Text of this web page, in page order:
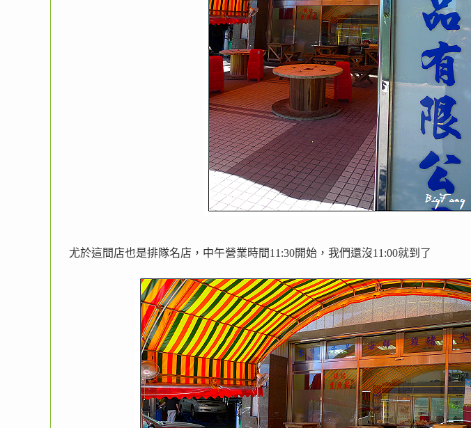
尤於這間店也是排隊名店，中午營業時間11:30開始，我們還沒11:00就到了